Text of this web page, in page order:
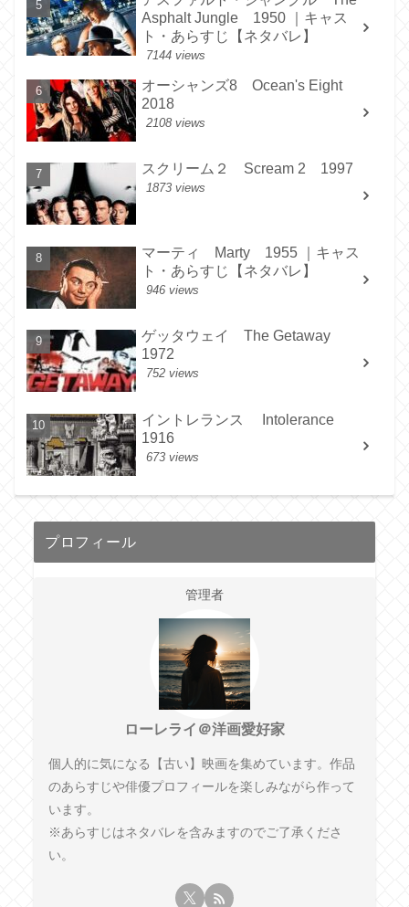
Asphalt Jungle 1950 ｜キャス
ト・あらすじ【ネタバレ】
7144 views
オーシャンズ8 Ocean's Eight
2018
2108 views
スクリーム２ Scream 2 1997
1873 views
マーティ Marty 1955 ｜キャス
ト・あらすじ【ネタバレ】
946 views
ゲッタウェイ The Getaway
1972
752 views
イントレランス Intolerance
1916
673 views
プロフィール
管理者
ローレライ＠洋画愛好家
個人的に気になる【古い】映画を集めています。作品
のあらすじや俳優プロフィールを楽しみながら作って
います。
※あらすじはネタバレを含みますのでご了承くださ
い。